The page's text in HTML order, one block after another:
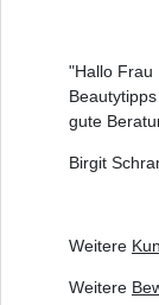
"Hallo Frau
gute
Birgit
Weitere
Weitere